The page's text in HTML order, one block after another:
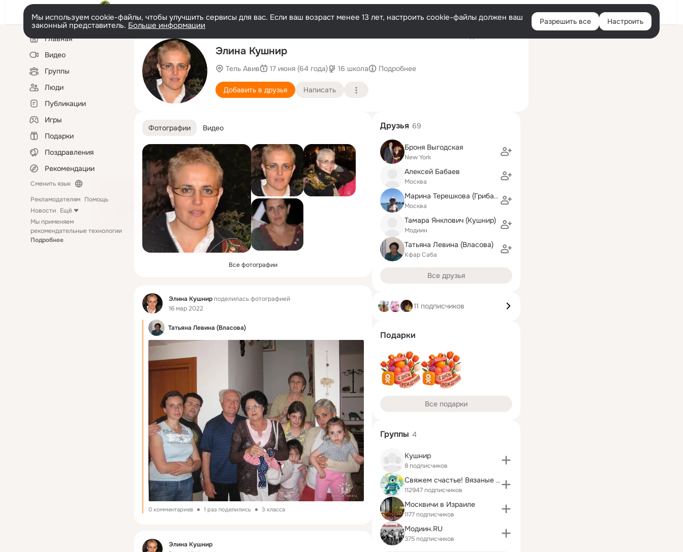
Войти
Мы используем cookie-файлы, чтобы улучшить сервисы для вас. Если ваш возраст менее 13 лет, настроить cookie-файлы должен ваш
законный представитель. Больше информации Разрешить все Настроить
Левая
колонкаГлавная
Видео
Группы
Люди
Публикации
Игры
Подарки
Поздравления
Рекомендации
Сменить язык
Рекламодателям Помощь
Новости Ещё
Мы применяем
рекомендательные технологии
Подробнее
Элина Кушнир
Тель Авив 17 июня (64 года) 16 школа Подробнее
Добавить в друзья Написать
Фотографии Видео
Все фотографии
Фид Элина Кушнирподелилась фотографией
16 мар 2022
Татьяна Левина (Власова)
0 комментариев 1 раз поделились 3 класса
Фид
Элина Кушнир
Друзья 69
Броня Выгодская
New York
Алексей Бабаев
Москва
Марина Терешкова (Грибачева)
Москва
Тамара Янклович (Кушнир)
Модиин
Татьяна Левина (Власова)
Кфар Саба
Все друзья
11 подписчиков
Подарки
Все подарки
Группы 4
Кушнир
8 подписчиков
Свяжем счастье! Вязаные игрушки • Амигуруми
112947 подписчиков
Москвичи в Израиле
1177 подписчиков
Модиин.RU
375 подписчиков